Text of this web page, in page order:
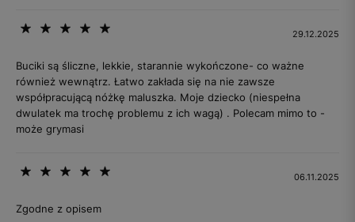
29.12.2025
Buciki są śliczne, lekkie, starannie wykończone- co ważne
również wewnątrz. Łatwo zakłada się na nie zawsze
współpracującą nóżkę maluszka. Moje dziecko (niespełna
dwulatek ma trochę problemu z ich wagą) . Polecam mimo to -
może grymasi
06.11.2025
Zgodne z opisem